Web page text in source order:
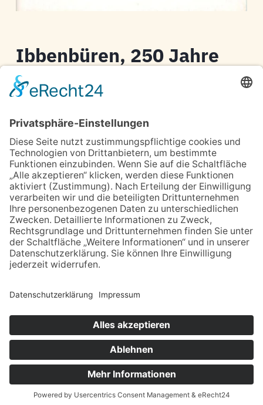
Ibbenbüren, 250 Jahre
Stadtrechte
Stadt Ibbenbüren
Festprogramm 3. bis 6. Juni 1971,
24 Seiten,
A1-21
Scholten
1,00€
© Stadtmuseum Ibbenbüren –Impressum–
Datenschutz